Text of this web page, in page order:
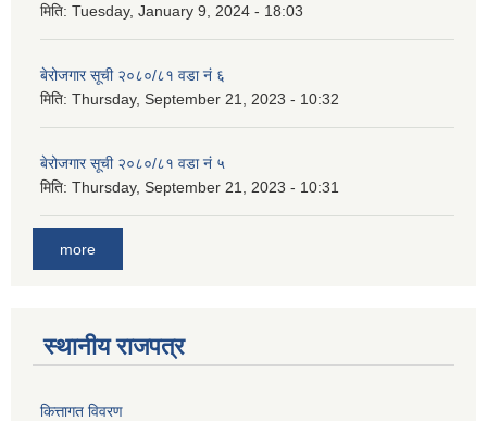
मिति: Tuesday, January 9, 2024 - 18:03
बेरोजगार सूची २०८०/८१ वडा नं ६
मिति: Thursday, September 21, 2023 - 10:32
बेरोजगार सूची २०८०/८१ वडा नं ५
मिति: Thursday, September 21, 2023 - 10:31
more
स्थानीय राजपत्र
कित्तागत विवरण